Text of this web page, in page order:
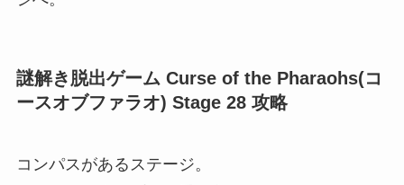
謎解き脱出ゲーム Curse of the Pharaohs(コ
ースオブファラオ) Stage 28 攻略
コンパスがあるステージ。